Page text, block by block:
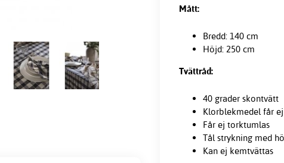
Mått:
Bredd: 140 cm
Höjd: 250 cm
Tvättråd:
40 grader skontvätt
Klorblekmedel får
Får ej torktumlas
Tål strykning med
Kan ej kemtvättas